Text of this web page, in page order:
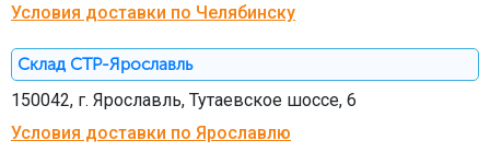
Условия доставки по Челябинску
Склад СТР-Ярославль
150042, г. Ярославль, Тутаевское шоссе, 6
Условия доставки по Ярославлю